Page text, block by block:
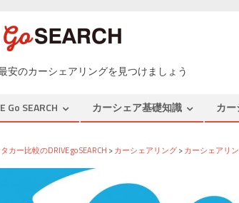
安のカーシェアリングを見つけましょう
Go SEARCH カーシェア基礎知識 カ
カー比較のDRIVE go SEARCH >カーシェアリング>カーシェアリ